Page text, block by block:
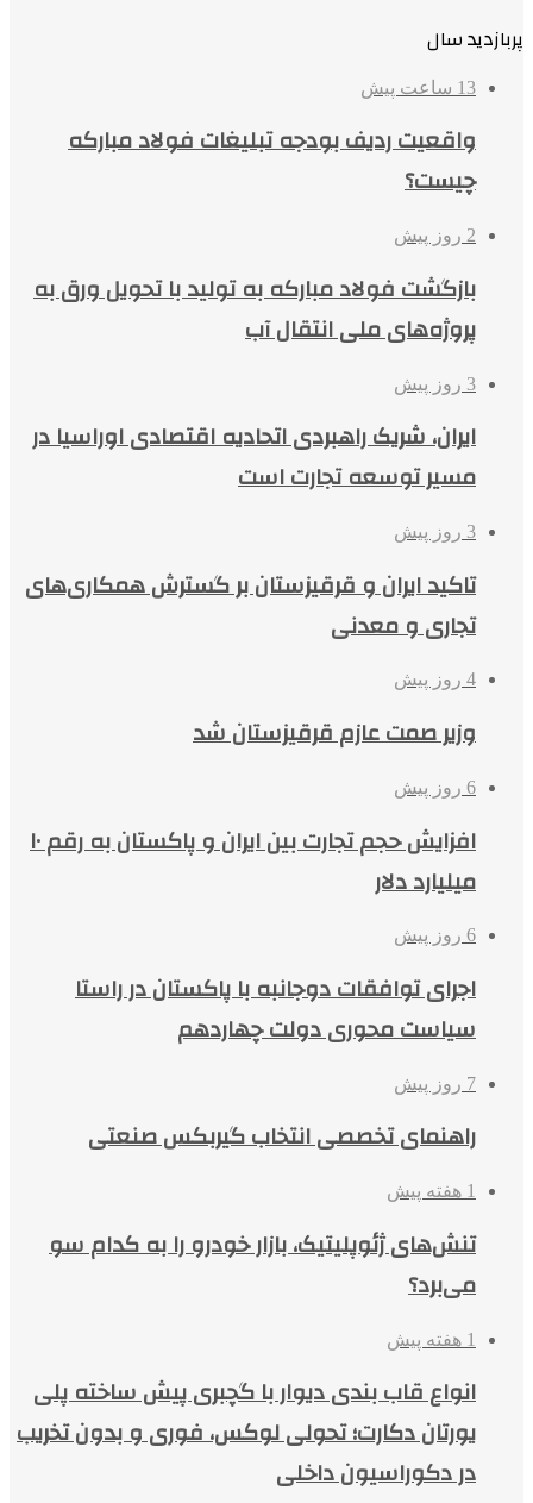
پربازدید سال
13 ساعت پیش
واقعیت ردیف بودجه تبلیغات فولاد مبارکه
چیست؟
2 روز پیش
بازگشت فولاد مبارکه به تولید با تحویل ورق به
پروژه‌های ملی انتقال آب
3 روز پیش
ایران، شریک راهبردی اتحادیه اقتصادی اوراسیا در
مسیر توسعه تجارت است
3 روز پیش
تاکید ایران و قرقیزستان بر گسترش همکاری‌های
تجاری و معدنی
4 روز پیش
وزیر صمت عازم قرقیزستان شد
6 روز پیش
افزایش حجم تجارت بین ایران و پاکستان به رقم ۱۰
میلیارد دلار
6 روز پیش
اجرای توافقات دوجانبه با پاکستان در راستا
سیاست محوری دولت چهاردهم
7 روز پیش
راهنمای تخصصی انتخاب گیربکس صنعتی
1 هفته پیش
تنش‌های ژئوپلیتیک، بازار خودرو را به کدام سو
می‌برد؟
1 هفته پیش
انواع قاب بندی دیوار با گچبری پیش ساخته پلی
یورتان دکارت؛ تحولی لوکس، فوری و بدون تخریب
در دکوراسیون داخلی